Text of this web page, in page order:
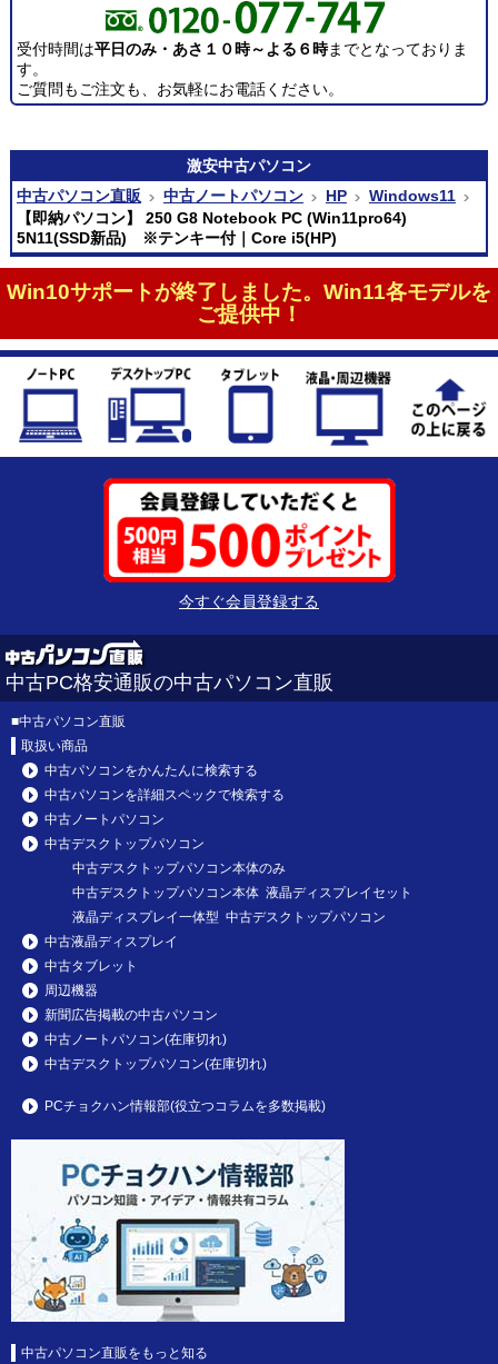
受付時間は平日のみ・あさ１０時～よる６時までとなっておりま
す。
ご質問もご注文も、お気軽にお電話ください。
激安中古パソコン
中古パソコン直販
中古ノートパソコン HP
Windows11
【即納パソコン】 250 G8 Notebook PC (Win11pro64)
5N11(SSD新品) ※テンキー付｜Core i5(HP)
Win10サポートが終了しました。Win11各モデルを
ご提供中！
今すぐ会員登録する
中古PC格安通販の中古パソコン直販
■中古パソコン直販
取扱い商品
中古パソコンをかんたんに検索する
中古パソコンを詳細スペックで検索する
中古ノートパソコン
中古デスクトップパソコン
中古デスクトップパソコン本体のみ
中古デスクトップパソコン本体 液晶ディスプレイセット
液晶ディスプレイ一体型 中古デスクトップパソコン
中古液晶ディスプレイ
中古タブレット
周辺機器
新聞広告掲載の中古パソコン
中古ノートパソコン(在庫切れ)
中古デスクトップパソコン(在庫切れ)
PCチョクハン情報部(役立つコラムを多数掲載)
中古パソコン直販をもっと知る